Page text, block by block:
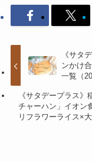
《サタ
ンかけ
一覧（
《サタデープラス
チャーハン」イオン
リフラワーライス×大